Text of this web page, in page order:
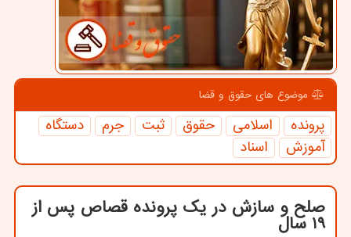
موضوع های حقوق و قضا
پرونده اسلامی حقوق ثبت جرم
دستگاه
آموزش
اسناد
صلح و سازش در یک پرونده قصاص پس از
19 سال